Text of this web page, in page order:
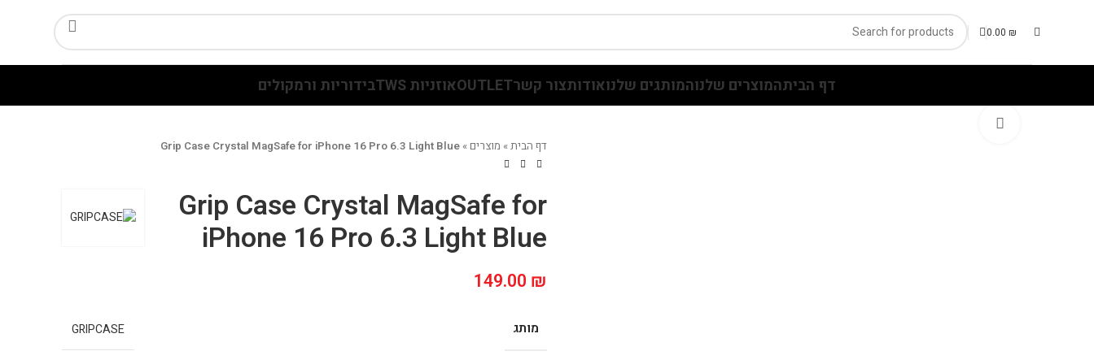
0.00 ₪
דף הביתהמוצרים שלנוהמותגים שלנואודותצור קשרOUTLETאוזניות TWS בידוריות ורמקולים
דף הבית» מוצרים»
Grip Case Crystal MagSafe for iPhone 16 Pro 6.3 Light Blue
Grip Case Crystal MagSafe for
iPhone 16 Pro 6.3 Light Blue
149.00 ₪
מותג GRIPCASE